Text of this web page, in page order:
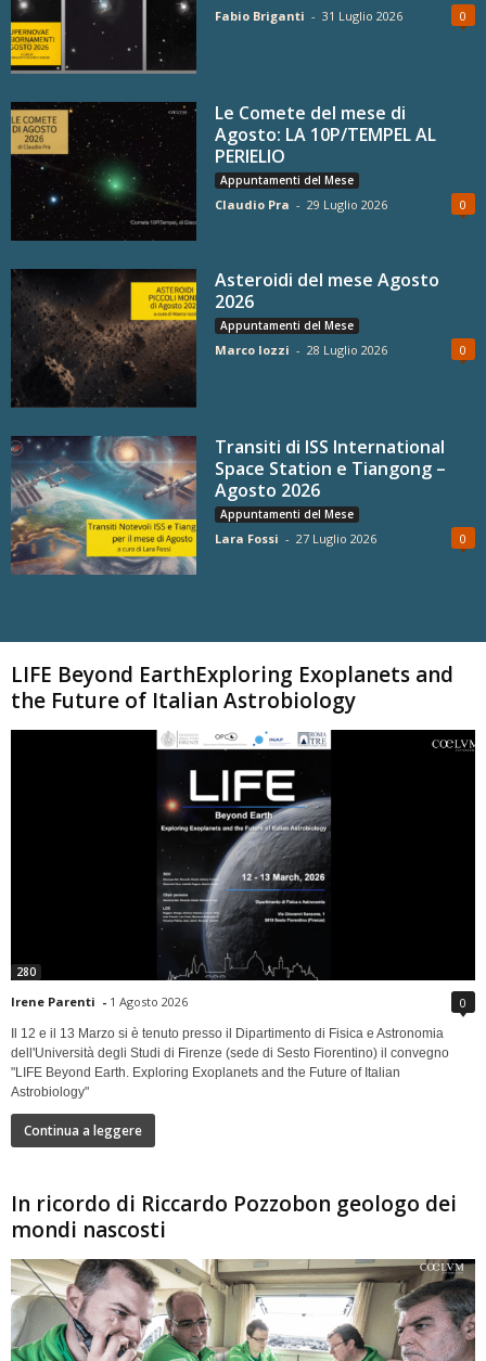
Fabio Briganti - 31 Luglio 2026 0
Le Comete del mese di
Agosto: LA 10P/TEMPEL AL
PERIELIO
Appuntamenti del Mese
Claudio Pra - 29 Luglio 2026 0
Asteroidi del mese Agosto
2026
Appuntamenti del Mese
Marco Iozzi - 28 Luglio 2026 0
Transiti di ISS International
Space Station e Tiangong –
Agosto 2026
Appuntamenti del Mese
Lara Fossi - 27 Luglio 2026 0
LIFE Beyond EarthExploring Exoplanets and
the Future of Italian Astrobiology
280
Irene Parenti - 1 Agosto 2026 0
Il 12 e il 13 Marzo si è tenuto presso il Dipartimento di Fisica e Astronomia
dell'Università degli Studi di Firenze (sede di Sesto Fiorentino) il convegno
"LIFE Beyond Earth. Exploring Exoplanets and the Future of Italian
Astrobiology"
Continua a leggere
In ricordo di Riccardo Pozzobon geologo dei
mondi nascosti